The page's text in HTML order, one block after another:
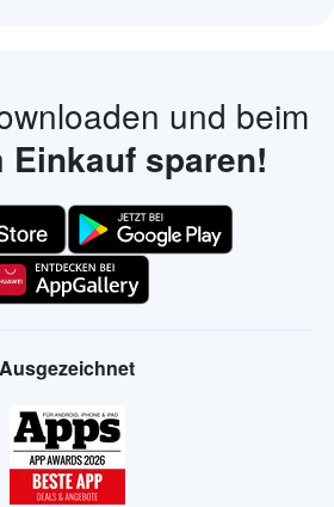
und beim
Einkauf sparen!
Ausgezeichnet